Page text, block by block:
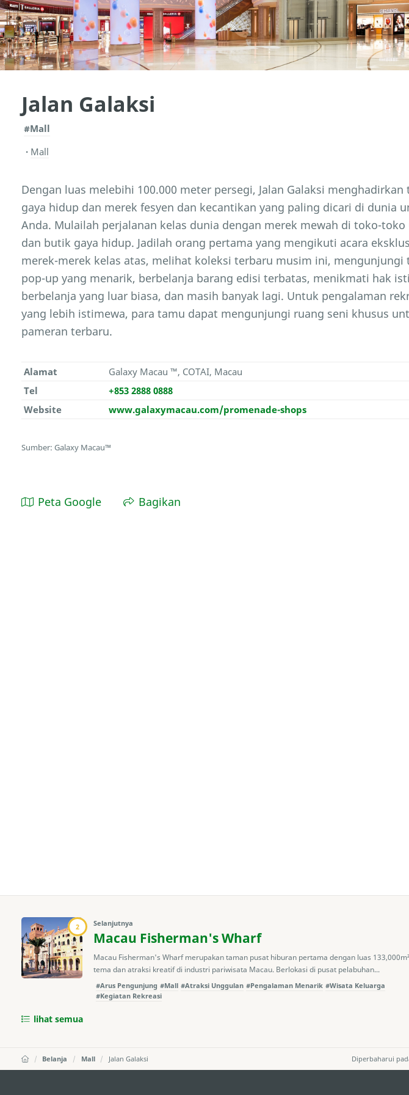
Jalan Galaksi
#Mall
Mall
Dengan luas melebihi 100.000 meter persegi, Jalan Galaksi menghadirkan
gaya hidup dan merek fesyen dan kecantikan yang paling dicari di dunia
Anda. Mulailah perjalanan kelas dunia dengan merek mewah di toko-toko
dan butik gaya hidup. Jadilah orang pertama yang mengikuti acara
merek-merek kelas atas, melihat koleksi terbaru musim ini, mengunjungi
pop-up yang menarik, berbelanja barang edisi terbatas, menikmati hak
berbelanja yang luar biasa, dan masih banyak lagi. Untuk pengalaman
yang lebih istimewa, para tamu dapat mengunjungi ruang seni khusus
pameran terbaru.
Alamat
Galaxy Macau ™, COTAI, Macau
Tel
+853 2888 0888
Website
www.galaxymacau.com/promenade-shops
Sumber: Galaxy Macau™
Peta Google Bagikan
2 Selanjutnya
Macau Fisherman's Wharf
Macau Fisherman's Wharf merupakan taman pusat hiburan pertama dengan luas
tema dan atraksi kreatif di industri pariwisata Macau. Berlokasi di pusat pelabuhan...
#Arus Pengunjung #Mall #Atraksi Unggulan #Pengalaman Menarik #Wisata Keluarga
#Kegiatan Rekreasi
lihat semua
Diperbaharui
Belanja Mall Jalan Galaksi